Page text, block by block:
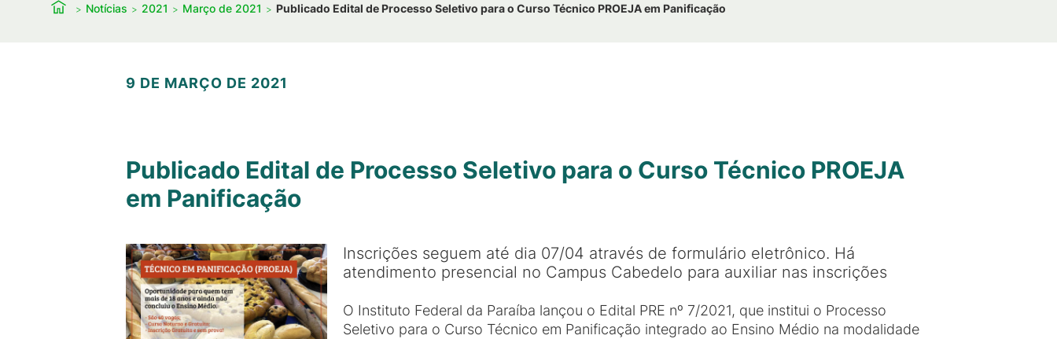
Notícias 2021 Março de 2021 Publicado Edital de Processo Seletivo para o Curso Técnico PROEJA em Panificação
9 DE MARÇO DE 2021
Publicado Edital de Processo Seletivo para o Curso Técnico PROEJA
em Panificação
Inscrições seguem até dia 07/04 através de formulário eletrônico. Há
atendimento presencial no Campus Cabedelo para auxiliar nas inscrições
O Instituto Federal da Paraíba lançou o Edital PRE nº 7/2021, que institui o Processo
Seletivo para o Curso Técnico em Panificação integrado ao Ensino Médio na modalidade